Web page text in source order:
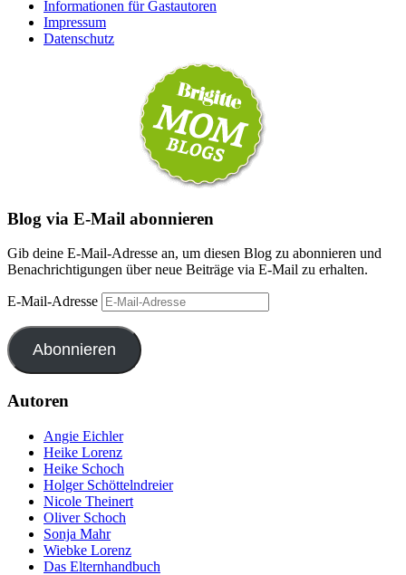
Informationen für Gastautoren
Impressum
Datenschutz
Blog via E-Mail abonnieren
Gib deine E-Mail-Adresse an, um diesen Blog zu abonnieren und
Benachrichtigungen über neue Beiträge via E-Mail zu erhalten.
E-Mail-Adresse
Abonnieren
Autoren
Angie Eichler
Heike Lorenz
Heike Schoch
Holger Schöttelndreier
Nicole Theinert
Oliver Schoch
Sonja Mahr
Wiebke Lorenz
Das Elternhandbuch